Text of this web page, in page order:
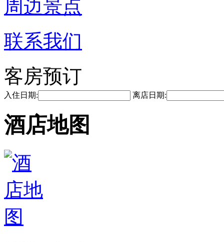
周边景点
联系我们
客房预订
入住日期: 离店日期:
酒店地图